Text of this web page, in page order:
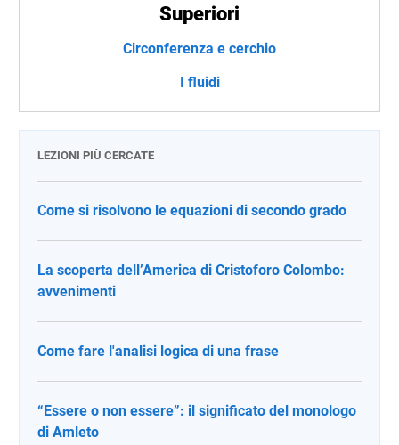
Superiori
Circonferenza e cerchio
I fluidi
LEZIONI PIÙ CERCATE
Come si risolvono le equazioni di secondo grado
La scoperta dell’America di Cristoforo Colombo:
avvenimenti
Come fare l'analisi logica di una frase
“Essere o non essere”: il significato del monologo
di Amleto